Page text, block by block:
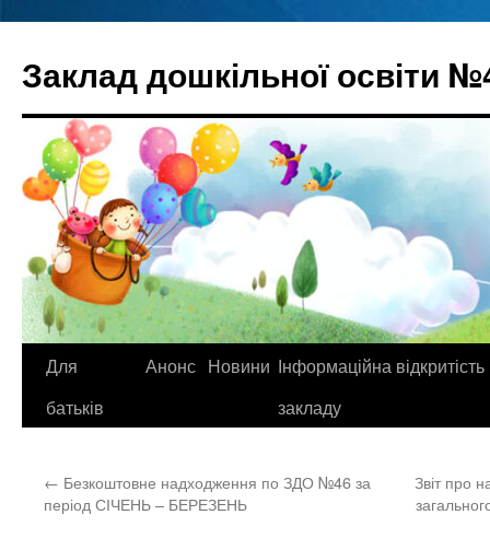
вмісту
Заклад дошкільної освіти
Для
батьків
Анонс Новини Інформаційна відкритість
закладу
← Безкоштовне надходження по ЗДО №46 за
період СІЧЕНЬ – БЕРЕЗЕНЬ
Звіт про